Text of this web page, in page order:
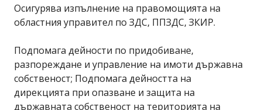
Осигурява изпълнение на правомощията на
областния управител по ЗДС, ППЗДС, ЗКИР.
Подпомага дейности по придобиване,
разпореждане и управление на имоти държавна
собственост; Подпомага дейността на
дирекцията при опазване и защита на
държавната собственост на територията на